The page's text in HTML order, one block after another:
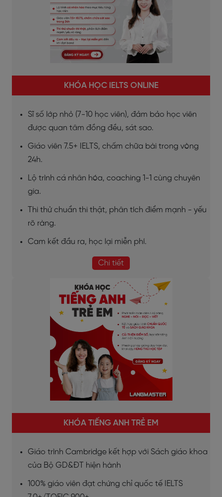
KHÓA HỌC IELTS ONLINE
Sĩ số lớp nhỏ (7-10 học viên), đảm bảo học viên
được quan tâm đồng đều, sát sao.
Giáo viên 7.5+ IELTS, chấm chữa bài trong vòng
24h.
Lộ trình cá nhân hóa, coaching 1-1 cùng chuyên
gia.
Thi thử chuẩn thi thật, phân tích điểm mạnh - yếu
rõ ràng.
Cam kết đầu ra, học lại miễn phí.
Chi tiết
KHÓA TIẾNG ANH TRẺ EM
Giáo trình Cambridge kết hợp với Sách giáo khoa
của Bộ GD&ĐT hiện hành
100% giáo viên đạt chứng chỉ quốc tế IELTS